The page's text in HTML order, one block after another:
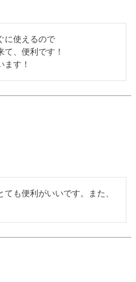
に使えるので
、便利です！
ます！
も便利がいいです。また、